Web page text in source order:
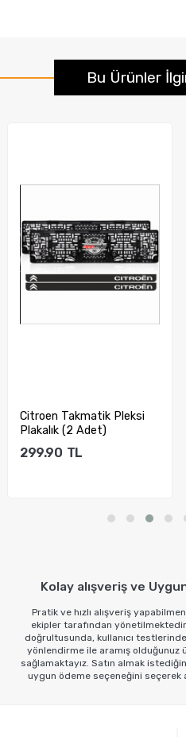
Bu Ürünler
Citroen Takmatik Pleksi
Plakalık (2 Adet)
299.90 TL
Kolay alışveriş ve
Pratik ve hızlı alışveriş
ekipler tarafından
doğrultusunda, kullanıcı
yönlendirme ile aramış olduğunuz
sağlamaktayız. Satın almak
uygun ödeme seçeneğini seçerek